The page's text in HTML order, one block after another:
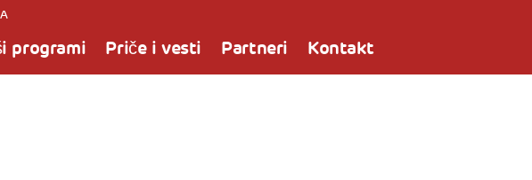
programi Priče i vesti Partneri Kontakt